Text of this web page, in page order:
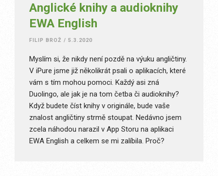
Anglické knihy a audioknihy
EWA English
FILIP BROŽ / 5.3.2020
Myslím si, že nikdy není pozdě na výuku angličtiny.
V iPure jsme již několikrát psali o aplikacích, které
vám s tím mohou pomoci. Každý asi zná
Duolingo, ale jak je na tom četba či audioknihy?
Když budete číst knihy v originále, bude vaše
znalost angličtiny strmě stoupat. Nedávno jsem
zcela náhodou narazil v App Storu na aplikaci
EWA English a celkem se mi zalíbila. Proč?